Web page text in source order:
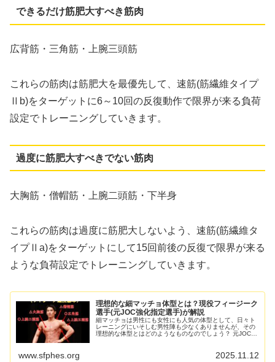
できるだけ筋肥大すべき筋肉
広背筋・三角筋・上腕三頭筋
これらの筋肉は筋肥大を最優先して、速筋(筋繊維タイプ
Ⅱb)をターゲットに6～10回の反復動作で限界が来る負荷
設定でトレーニングしていきます。
過度に筋肥大すべきでない筋肉
大胸筋・僧帽筋・上腕二頭筋・下半身
これらの筋肉は過度に筋肥大しないよう、速筋(筋繊維タ
イプⅡa)をターゲットにして15回前後の反復で限界が来る
ような負荷設定でトレーニングしていきます。
理想的な細マッチョ体型とは？現役フィージーク
選手(元JOC強化指定選手)が解説
細マッチョは男性にも女性にも人気の体型として、日々ト
レーニングにいそしむ男性陣も少なくありませんが、その
理想的な体型とはどのようなものなのでしょう？ 元JOC強
www.sfphes.org 2025.11.12